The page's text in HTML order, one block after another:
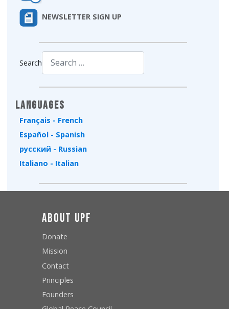
NEWSLETTER SIGN UP
Search
Languages
Français - French
Español - Spanish
русский - Russian
Italiano - Italian
About UPF
Donate
Mission
Contact
Principles
Founders